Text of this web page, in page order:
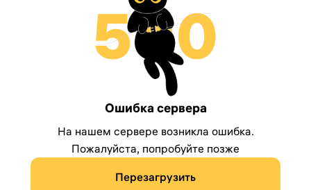
Ошибка сервера
На нашем сервере возникла ошибка.
Пожалуйста, попробуйте позже
Перезагрузить